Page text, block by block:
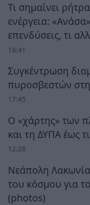
Τι σημαίνει
ενέργεια:
επενδύσεις, τι
18:41
Συγκέντρωση
πυροσβεστών
17:45
Ο «χάρτης» των
και τη ΔΥΠΑ έως
12:28
Νεάπολη
του κόσμου για
(photos)